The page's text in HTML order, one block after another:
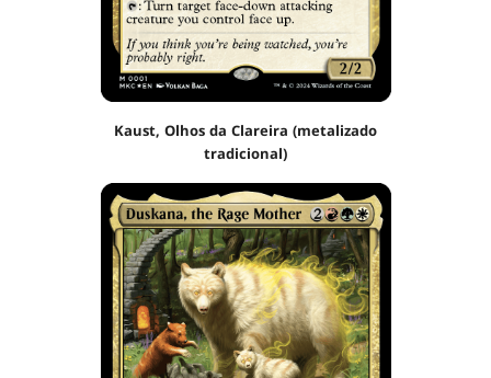
Kaust, Olhos da Clareira (metalizado
tradicional)